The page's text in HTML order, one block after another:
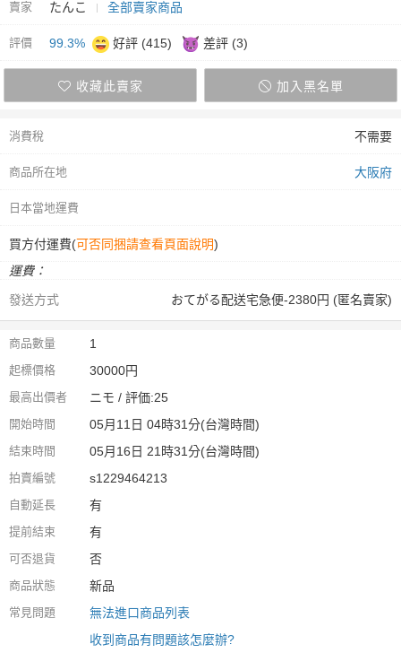
賣家 たんこ 全部賣家商品
評價 99.3% 好評 (415) 差評 (3)
收藏此賣家 加入黑名單
消費稅 不需要
商品所在地 大阪府
日本當地運費
買方付運費(可否同捆請查看頁面說明)
運費：
發送方式
おてがる配送宅急便-2380円 (匿名賣家)
商品數量 1
起標價格 30000円
最高出價者 ニモ / 評価:25
開始時間 05月11日 04時31分(台灣時間)
結束時間 05月16日 21時31分(台灣時間)
拍賣編號 s1229464213
自動延長 有
提前結束 有
可否退貨 否
商品狀態 新品
常見問題
無法進口商品列表
收到商品有問題該怎麼辦?